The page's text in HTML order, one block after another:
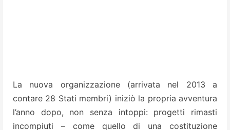
La nuova organizzazione (arrivata nel 2013 a
contare 28 Stati membri) iniziò la propria avventura
l’anno dopo, non senza intoppi: progetti rimasti
incompiuti – come quello di una costituzione